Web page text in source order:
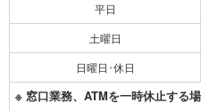
平日
土曜日
日曜日･休日
※ 窓口業務、ATMを一時休止する場